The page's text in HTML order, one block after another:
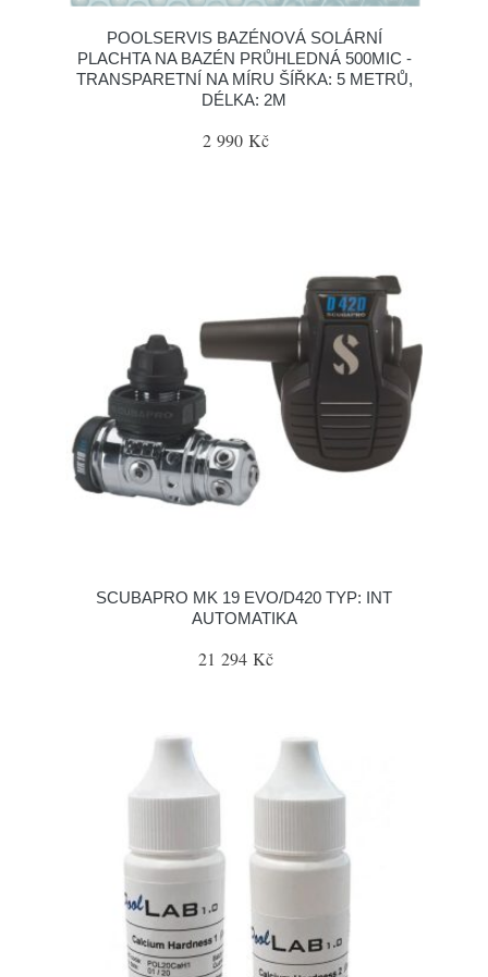
POOLSERVIS BAZÉNOVÁ SOLÁRNÍ
PLACHTA NA BAZÉN PRŮHLEDNÁ 500MIC -
TRANSPARETNÍ NA MÍRU ŠÍŘKA: 5 METRŮ,
DÉLKA: 2M
2 990 Kč
SCUBAPRO MK 19 EVO/D420 TYP: INT
AUTOMATIKA
21 294 Kč